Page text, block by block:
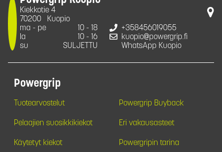
Kiekkotie 4
70200
Kuopio
ma - pe
10 - 18
la
10 - 16
su
SULJETTU
+358456019055
kuopio@powergrip.fi
WhatsApp Kuopio
Powergrip
Tuotearvostelut Powergrip Buyback
Pelaajien suosikkikiekot Eri vakausasteet
Käytetyt kiekot Powergripin tarina